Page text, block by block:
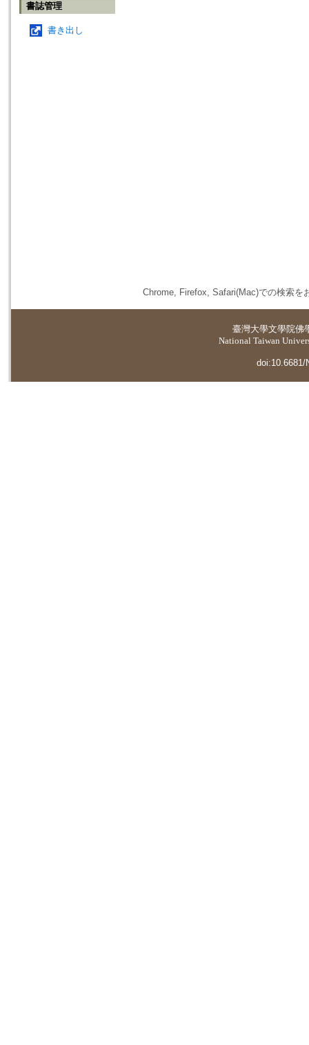
書誌管理
書き出し
Chrome, Firefox, Safari(Mac)での検索を
臺灣大學文學院佛
National Taiwan
doi:10.6681/